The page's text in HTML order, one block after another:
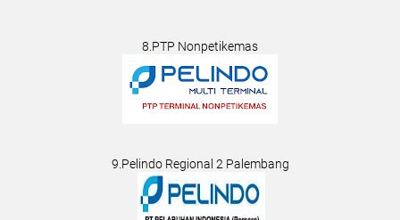
8.PTP Nonpetikemas
9.Pelindo Regional 2 Palembang